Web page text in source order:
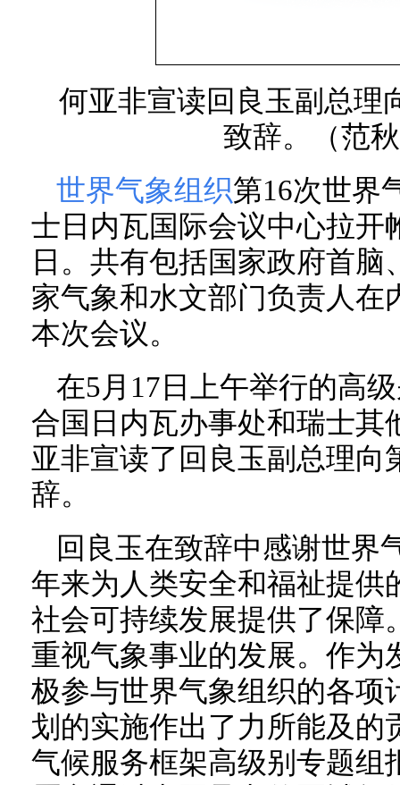
何亚非宣读回良玉副总理
致辞。（范
世界气象组织第16次世界
士日内瓦国际会议中心拉开
日。共有包括国家政府首
家气象和水文部门负责人在
本次会议。
在5月17日上午举行的高
合国日内瓦办事处和瑞士其
亚非宣读了回良玉副总理向
辞。
回良玉在致辞中感谢世界
年来为人类安全和福祉提供
社会可持续发展提供了保障
重视气象事业的发展。作为
极参与世界气象组织的各项
划的实施作出了力所能及的
气候服务框架高级别专题组